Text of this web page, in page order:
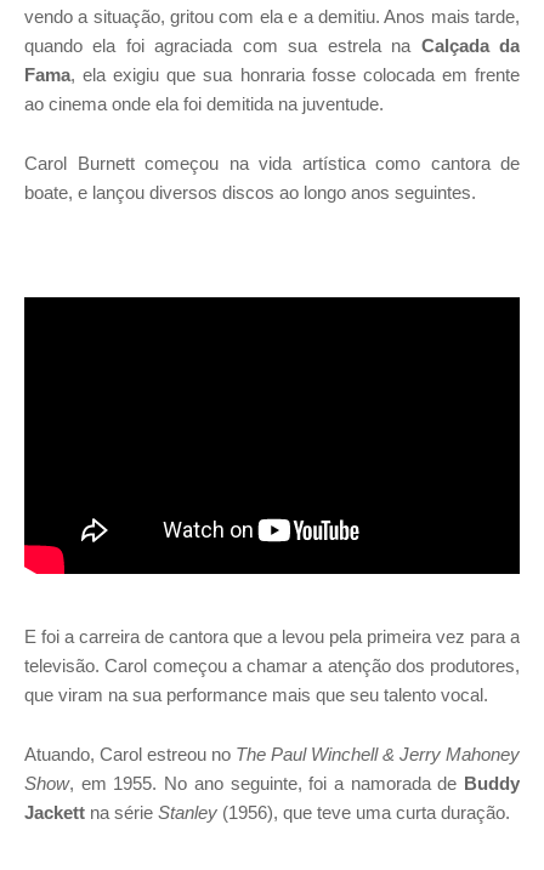
vendo a situação, gritou com ela e a demitiu. Anos mais tarde,
quando ela foi agraciada com sua estrela na Calçada da
Fama, ela exigiu que sua honraria fosse colocada em frente
ao cinema onde ela foi demitida na juventude.
Carol Burnett começou na vida artística como cantora de
boate, e lançou diversos discos ao longo anos seguintes.
E foi a carreira de cantora que a levou pela primeira vez para a
televisão. Carol começou a chamar a atenção dos produtores,
que viram na sua performance mais que seu talento vocal.
Atuando, Carol estreou no The Paul Winchell & Jerry Mahoney
Show, em 1955. No ano seguinte, foi a namorada de Buddy
Jackett na série Stanley (1956), que teve uma curta duração.